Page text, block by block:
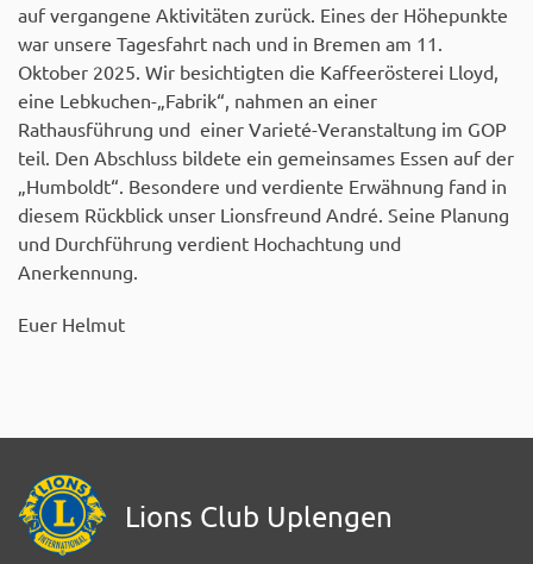
auf vergangene Aktivitäten zurück. Eines der Höhepunkte
war unsere Tagesfahrt nach und in Bremen am 11.
Oktober 2025. Wir besichtigten die Kaffeerösterei Lloyd,
eine Lebkuchen-„Fabrik“, nahmen an einer
Rathausführung und einer Varieté-Veranstaltung im GOP
teil. Den Abschluss bildete ein gemeinsames Essen auf der
„Humboldt“. Besondere und verdiente Erwähnung fand in
diesem Rückblick unser Lionsfreund André. Seine Planung
und Durchführung verdient Hochachtung und
Anerkennung.
Euer Helmut
Lions Club Uplengen